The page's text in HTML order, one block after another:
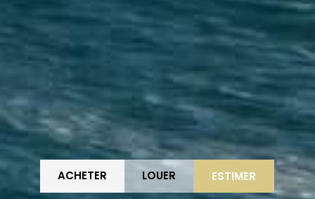
ACHETER LOUER ESTIMER